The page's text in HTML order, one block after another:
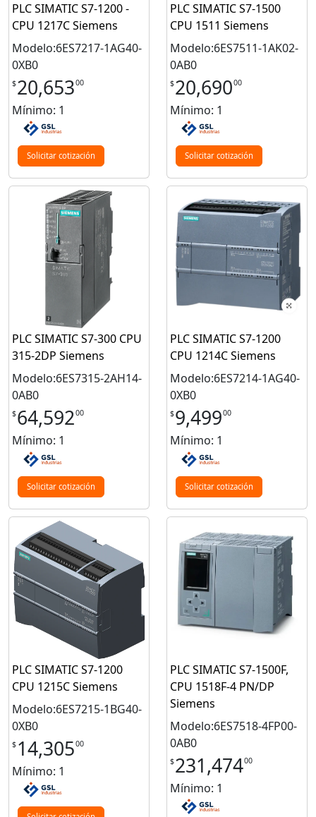
PLC SIMATIC S7-1200 -
CPU 1217C Siemens
Modelo:6ES7217-1AG40-
0XB0
$20,65300
Mínimo: 1
Solicitar cotización
PLC SIMATIC S7-1500
CPU 1511 Siemens
Modelo:6ES7511-1AK02-
0AB0
$20,69000
Mínimo: 1
Solicitar cotización
PLC SIMATIC S7-300 CPU
315-2DP Siemens
Modelo:6ES7315-2AH14-
0AB0
$64,59200
Mínimo: 1
Solicitar cotización
PLC SIMATIC S7-1200
CPU 1214C Siemens
Modelo:6ES7214-1AG40-
0XB0
$9,49900
Mínimo: 1
Solicitar cotización
PLC SIMATIC S7-1200
CPU 1215C Siemens
Modelo:6ES7215-1BG40-
0XB0
$ 14,30500
Mínimo: 1
PLC SIMATIC S7-1500F,
CPU 1518F-4 PN/DP
Siemens
Modelo:6ES7518-4FP00-
0AB0
$231,47400
Mínimo: 1